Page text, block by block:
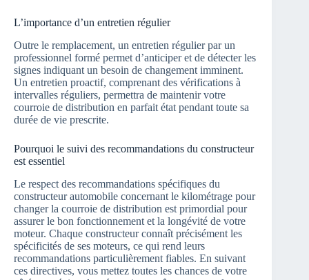
L’importance d’un entretien régulier
Outre le remplacement, un entretien régulier par un
professionnel formé permet d’anticiper et de détecter les
signes indiquant un besoin de changement imminent.
Un entretien proactif, comprenant des vérifications à
intervalles réguliers, permettra de maintenir votre
courroie de distribution en parfait état pendant toute sa
durée de vie prescrite.
Pourquoi le suivi des recommandations du constructeur
est essentiel
Le respect des recommandations spécifiques du
constructeur automobile concernant le kilométrage pour
changer la courroie de distribution est primordial pour
assurer le bon fonctionnement et la longévité de votre
moteur. Chaque constructeur connaît précisément les
spécificités de ses moteurs, ce qui rend leurs
recommandations particulièrement fiables. En suivant
ces directives, vous mettez toutes les chances de votre